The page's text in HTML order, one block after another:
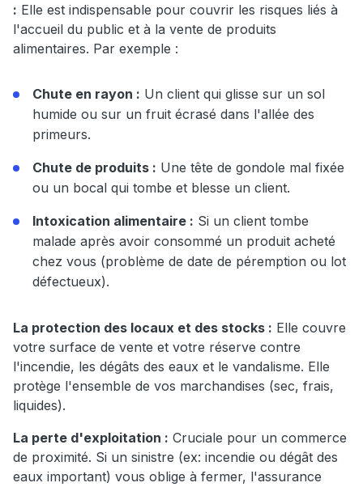
: Elle est indispensable pour couvrir les risques liés à
l'accueil du public et à la vente de produits
alimentaires. Par exemple :
Chute en rayon : Un client qui glisse sur un sol
humide ou sur un fruit écrasé dans l'allée des
primeurs.
Chute de produits : Une tête de gondole mal fixée
ou un bocal qui tombe et blesse un client.
Intoxication alimentaire : Si un client tombe
malade après avoir consommé un produit acheté
chez vous (problème de date de péremption ou lot
défectueux).
La protection des locaux et des stocks : Elle couvre
votre surface de vente et votre réserve contre
l'incendie, les dégâts des eaux et le vandalisme. Elle
protège l'ensemble de vos marchandises (sec, frais,
liquides).
La perte d'exploitation : Cruciale pour un commerce
de proximité. Si un sinistre (ex: incendie ou dégât des
eaux important) vous oblige à fermer, l'assurance